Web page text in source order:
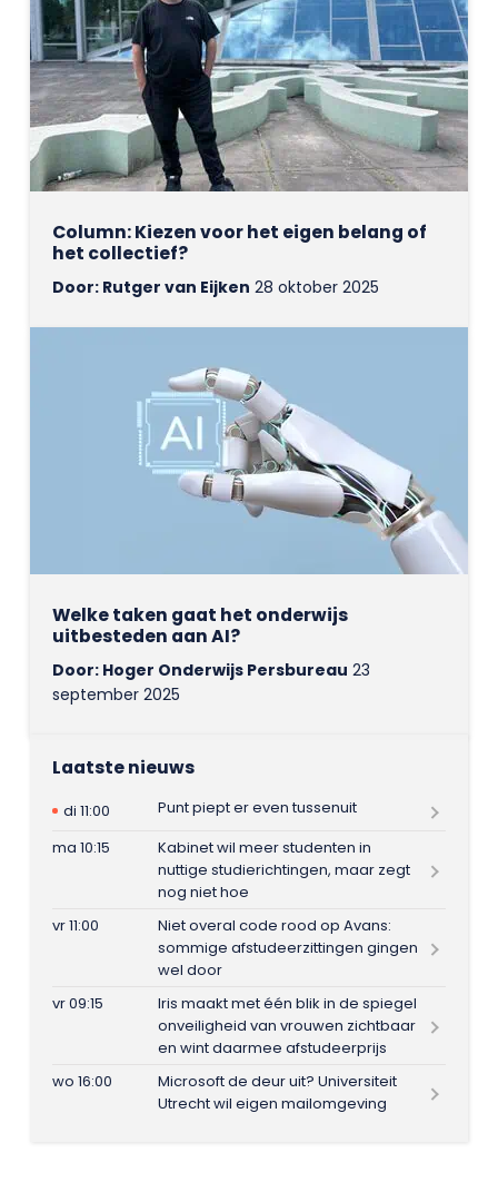
Column: Kiezen voor het eigen belang of
het collectief?
Door: Rutger van Eijken 28 oktober 2025
Welke taken gaat het onderwijs
uitbesteden aan AI?
Door: Hoger Onderwijs Persbureau 23
september 2025
Laatste nieuws
di 11:00
Punt piept er even tussenuit
ma 10:15
Kabinet wil meer studenten in
nuttige studierichtingen, maar zegt
nog niet hoe
vr 11:00
Niet overal code rood op Avans:
sommige afstudeerzittingen gingen
wel door
vr 09:15
Iris maakt met één blik in de spiegel
onveiligheid van vrouwen zichtbaar
en wint daarmee afstudeerprijs
wo 16:00
Microsoft de deur uit? Universiteit
Utrecht wil eigen mailomgeving